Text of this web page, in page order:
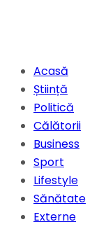
Acasă
Știință
Politică
Călătorii
Business
Sport
Lifestyle
Sănătate
Externe